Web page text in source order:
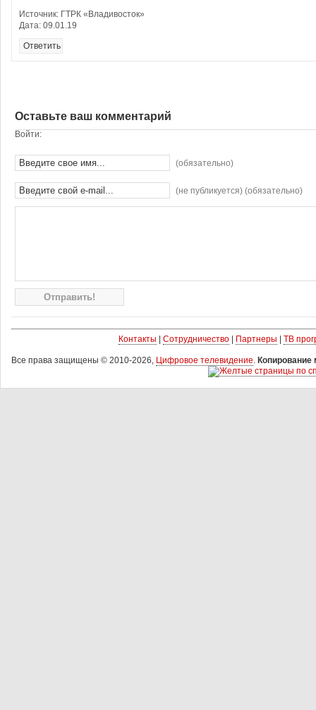
Источник: ГТРК «Владивосток»
Дата: 09.01.19
Ответить
Оставьте ваш комментарий
Войти:
(обязательно)
(не публикуется) (обязательно)
Контакты Сотрудничество| Партнеры ТВ
Все права защищены © 2010-2026, Цифровое телевидение. Копирование